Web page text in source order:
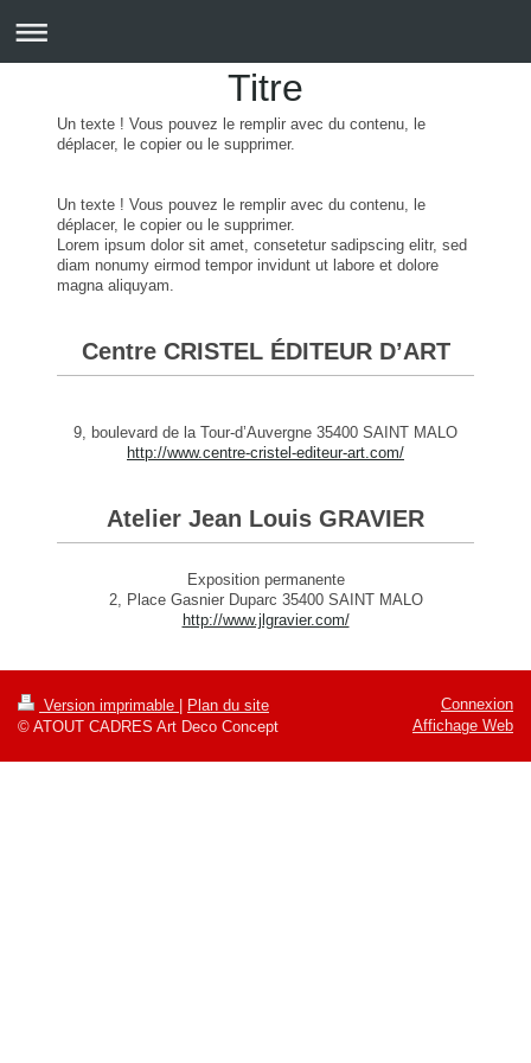
Titre
Un texte ! Vous pouvez le remplir avec du contenu, le
déplacer, le copier ou le supprimer.
Un texte ! Vous pouvez le remplir avec du contenu, le
déplacer, le copier ou le supprimer.
Lorem ipsum dolor sit amet, consetetur sadipscing elitr, sed
diam nonumy eirmod tempor invidunt ut labore et dolore
magna aliquyam.
Centre CRISTEL ÉDITEUR D’ART
9, boulevard de la Tour-d’Auvergne 35400 SAINT MALO
http://www.centre-cristel-editeur-art.com/
Atelier Jean Louis GRAVIER
Exposition permanente
2, Place Gasnier Duparc 35400 SAINT MALO
http://www.jlgravier.com/
Version imprimable
Plan du site
© ATOUT CADRES Art Deco Concept
Connexion
Affichage Web